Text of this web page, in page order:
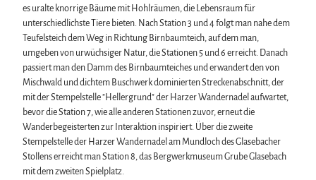
es uralte knorrige Bäume mit Hohlräumen, die Lebensraum für
unterschiedlichste Tiere bieten. Nach Station 3 und 4 folgt man nahe dem
Teufelsteich dem Weg in Richtung Birnbaumteich, auf dem man,
umgeben von urwüchsiger Natur, die Stationen 5 und 6 erreicht. Danach
passiert man den Damm des Birnbaumteiches und erwandert den von
Mischwald und dichtem Buschwerk dominierten Streckenabschnitt, der
mit der Stempelstelle "Hellergrund" der Harzer Wandernadel aufwartet,
bevor die Station 7, wie alle anderen Stationen zuvor, erneut die
Wanderbegeisterten zur Interaktion inspiriert. Über die zweite
Stempelstelle der Harzer Wandernadel am Mundloch des Glasebacher
Stollens erreicht man Station 8, das Bergwerkmuseum Grube Glasebach
mit dem zweiten Spielplatz.